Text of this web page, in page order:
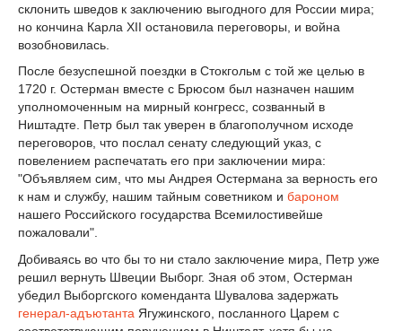
склонить шведов к заключению выгодного для России мира;
но кончина Карла XII остановила переговоры, и война
возобновилась.
После безуспешной поездки в Стокгольм с той же целью в
1720 г. Остерман вместе с Брюсом был назначен нашим
уполномоченным на мирный конгресс, созванный в
Ништадте. Петр был так уверен в благополучном исходе
переговоров, что послал сенату следующий указ, с
повелением распечатать его при заключении мира:
"Объявляем сим, что мы Андрея Остермана за верность его
к нам и службу, нашим тайным советником и бароном
нашего Российского государства Всемилостивейше
пожаловали".
Добиваясь во что бы то ни стало заключение мира, Петр уже
решил вернуть Швеции Выборг. Зная об этом, Остерман
убедил Выборгского коменданта Шувалова задержать
генерал-адъютанта Ягужинского, посланного Царем с